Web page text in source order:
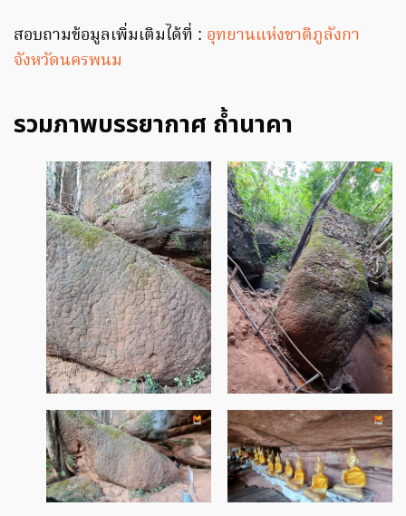
สอบถามข้อมูลเพิ่มเติมได้ที่ : อุทยานแห่งชาติภูลังกา
จังหวัดนครพนม
รวมภาพบรรยากาศ ถ้ำนาคา